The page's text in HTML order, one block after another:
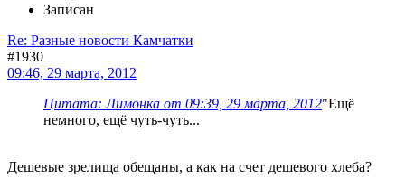
Записан
Re: Разные новости Камчатки
#1930
09:46, 29 марта, 2012
Цитата: Лимонка от 09:39, 29 марта, 2012"Ещё
немного, ещё чуть-чуть...
Дешевые зрелища обещаны, а как на счет дешевого хлеба?